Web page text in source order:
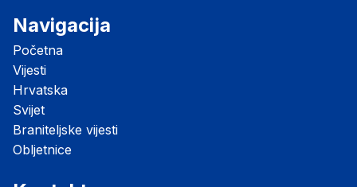
Navigacija
Početna
Vijesti
Hrvatska
Svijet
Braniteljske vijesti
Obljetnice